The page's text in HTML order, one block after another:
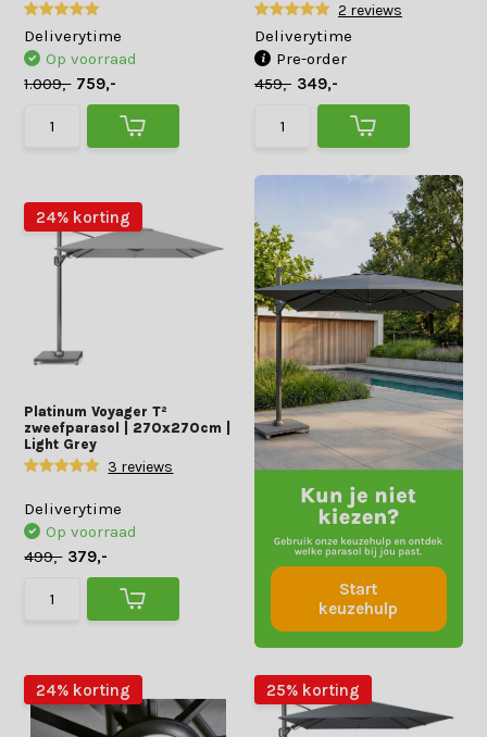
Deliverytime
Op voorraad
1.009,- 759,-
2 reviews
Deliverytime
Pre-order
459,- 349,-
24% korting
Platinum Voyager T²
zweefparasol | 270x270cm |
Light Grey
3 reviews
Deliverytime
Op voorraad
499,- 379,-
Start
keuzehulp
24% korting 25% korting